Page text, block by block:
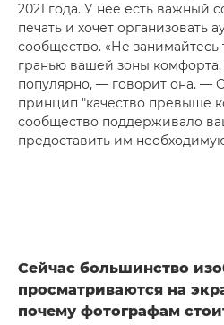
2021 года. У нее есть важный
печать и хочет организовать
сообщество. «Не занимайтесь
гранью вашей зоны
популярно, — говорит она. —
принцип "качество превыше
сообщество поддерживало
предоставить им
Сейчас большинство
просматриваются на
почему фотографам